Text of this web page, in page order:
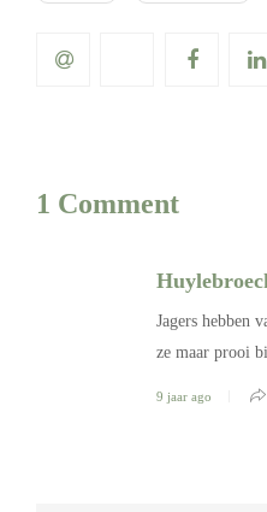
1 Comment
Jagers hebben
ze maar prooi
9 jaar ago